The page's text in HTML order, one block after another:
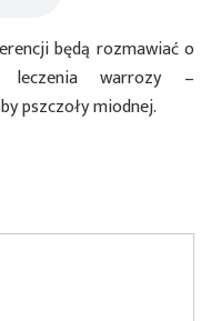
będą rozmawiać o
leczenia warrozy –
pszczoły miodnej.